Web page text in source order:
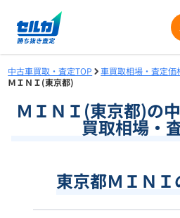
中古車買取・査定TOP 車買取相場・査定
ＭＩＮＩ(東京都)
ＭＩＮＩ (東京都)の
買取相場・
東京都ＭＩＮ